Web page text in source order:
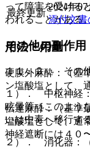
って障害を受ける
われることがある
その他の副作用
１１．２． その
１）． 中枢神経
眩暈等［このよう
いは中毒へ移行す
２）． 消化器：
最終更新
2024年
添付文書
用法・用量
硬膜外麻酔：（基
ン塩酸塩として、
伝達麻酔：（基準
塩酸塩として、通
神経遮断には４０